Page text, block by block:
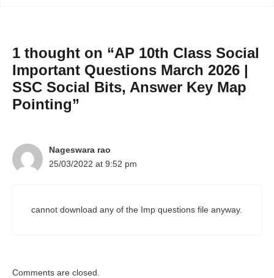
1 thought on “AP 10th Class Social
Important Questions March 2026 |
SSC Social Bits, Answer Key Map
Pointing”
Nageswara rao
25/03/2022 at 9:52 pm
cannot download any of the Imp questions file anyway.
Comments are closed.